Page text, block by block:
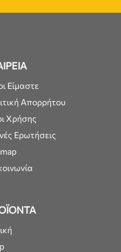
Είμαστε
Απορρήτου
Χρήσης
Ερωτήσεις